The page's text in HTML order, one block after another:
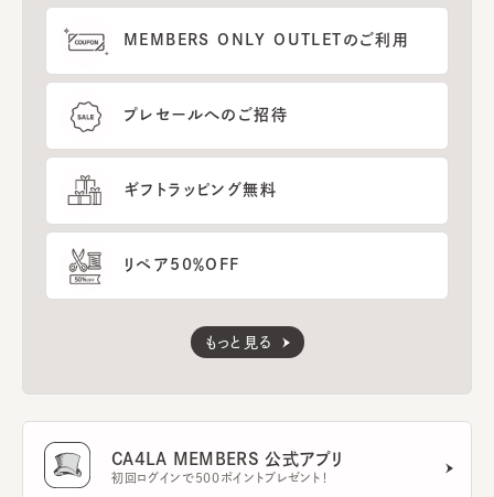
MEMBERS ONLY OUTLETのご利用
プレセールへのご招待
ギフトラッピング無料
リペア50％OFF
もっと見る
CA4LA MEMBERS 公式アプリ
初回ログインで500ポイントプレゼント！